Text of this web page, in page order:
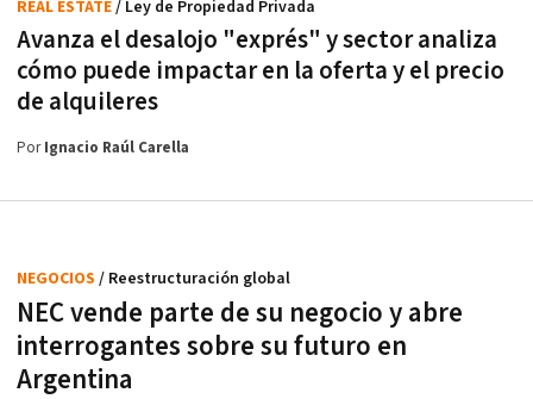
Avanza el desalojo "exprés" y sector analiza
cómo puede impactar en la oferta y el precio
de alquileres
REAL ESTATE/ Ley de Propiedad Privada
PorIgnacio Raúl Carella
NEC vende parte de su negocio y abre
interrogantes sobre su futuro en
Argentina
NEGOCIOS / Reestructuración global